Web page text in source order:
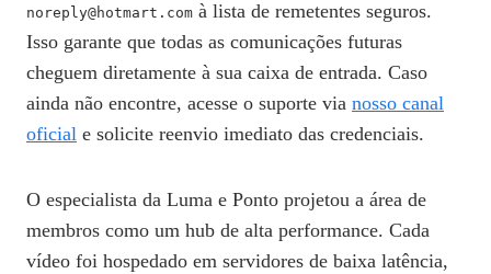
noreply@hotmart.com à lista de remetentes seguros.
Isso garante que todas as comunicações futuras
cheguem diretamente à sua caixa de entrada. Caso
ainda não encontre, acesse o suporte via nosso canal
oficial e solicite reenvio imediato das credenciais.
O especialista da Luma e Ponto projetou a área de
membros como um hub de alta performance. Cada
vídeo foi hospedado em servidores de baixa latência,